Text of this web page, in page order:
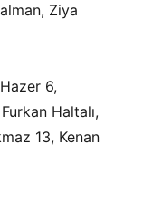
Ziya
6,
Haltalı,
13, Kenan